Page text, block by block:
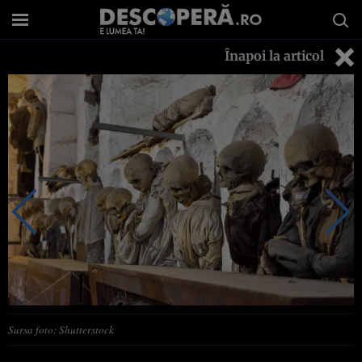
Înapoi la articol
Sursa foto: Shutterstock